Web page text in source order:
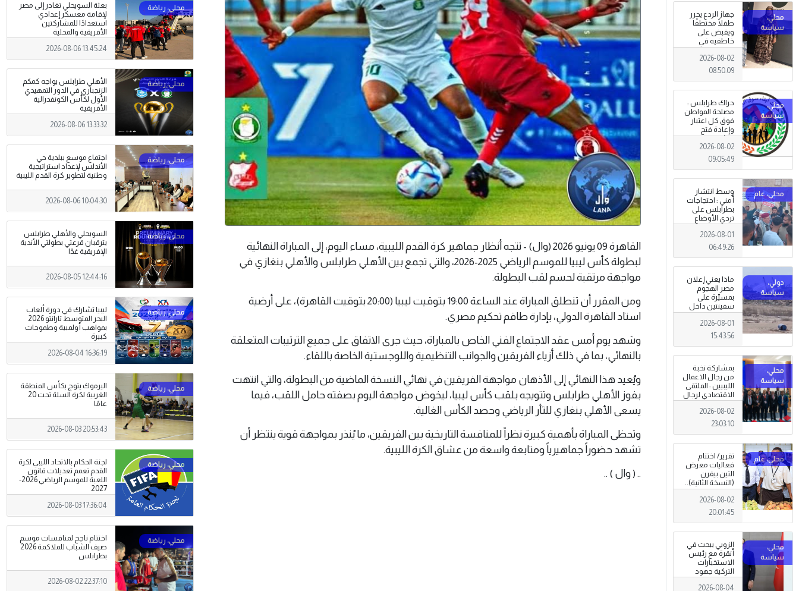
جهاز الردع يحرر
طفلًا مختطفًا
ويقبض على
خاطفيه في
طرابلس
2026-08-02
08:50:09
حراك طرابلس :
مصلحة المواطن
فوق كل اعتبار
وإعادة فتح
المؤسسات
جاءت استجابةً
للإرادة الشعبية
2026-08-02
09:05:49
وسط انتشار
أمني : احتجاجات
بطرابلس على
تردي الأوضاع
المعيشية وتدني
الخدمات العامة .
2026-08-01
06:49:26
ماذا يعني إعلان
مصر الهجوم
بمسيّرة على
سفينتين داخل
ميناء دمياط؟
(قراءة تحليلية)
2026-08-01
15:43:56
بمشاركة نخبة
من رجال الاعمال
الليبيين : الملتقى
الاقتصادي لرجال
الاعمال 2026
تبدأ فعاليات
بمدينة سرت .
2026-08-02
23:03:10
تقرير/ اختتام
فعاليات معرض
التين بيفرن
(النسخة الثانية)..
تظاهرة وطنية
وصمود
للمزارعين في
2026-08-02
20:01:45
الزوبي يبحث في
أنقرة مع رئيس
الاستخبارات
التركية جهود
توحيد المؤسسة
العسكرية على
2026-08-04
القاهرة 09 يونيو 2026 (وال) - تتجه أنظار جماهير كرة القدم الليبية، مساء اليوم، إلى المباراة النهائية
لبطولة كأس ليبيا للموسم الرياضي 2025-2026، والتي تجمع بين الأهلي طرابلس والأهلي بنغازي في
مواجهة مرتقبة لحسم لقب البطولة.
ومن المقرر أن تنطلق المباراة عند الساعة 19:00 بتوقيت ليبيا (20:00 بتوقيت القاهرة)، على أرضية
استاد القاهرة الدولي، بإدارة طاقم تحكيم مصري.
وشهد يوم أمس عقد الاجتماع الفني الخاص بالمباراة، حيث جرى الاتفاق على جميع الترتيبات المتعلقة
بالنهائي، بما في ذلك أزياء الفريقين والجوانب التنظيمية واللوجستية الخاصة باللقاء.
ويُعيد هذا النهائي إلى الأذهان مواجهة الفريقين في نهائي النسخة الماضية من البطولة، والتي انتهت
بفوز الأهلي طرابلس وتتويجه بلقب كأس ليبيا، ليخوض مواجهة اليوم بصفته حامل اللقب، فيما
يسعى الأهلي بنغازي للثأر الرياضي وحصد الكأس الغالية.
وتحظى المباراة بأهمية كبيرة نظراً للمنافسة التاريخية بين الفريقين، ما يُنذر بمواجهة قوية ينتظر أن
تشهد حضوراً جماهيرياً ومتابعة واسعة من عشاق الكرة الليبية.
.. ( وال ) ..
بعثة السويحلي تغادر إلى مصر
لإقامة معسكر إعدادي
استعدادًا للمشاركتين
الأفريقية والمحلية
2026-08-06 13:45:24
الأهلي طرابلس يواجه كمكم
الزنجباري في الدور التمهيدي
الأول لكأس الكونفدرالية
الأفريقية
2026-08-06 13:33:32
اجتماع موسع ببلدية حي
الأندلس لإعداد استراتيجية
وطنية لتطوير كرة القدم الليبية
2026-08-06 10:04:30
السويحلي والأهلي طرابلس
يترقبان قرعتي بطولتي الأندية
الإفريقية غدًا
2026-08-05 12:44:16
ليبيا تشارك في دورة ألعاب
البحر المتوسط تارانتو 2026
بمواهب أولمبية وطموحات
كبيرة
2026-08-04 16:36:19
اليرموك يتوج بكأس المنطقة
الغربية لكرة السلة تحت 20
عامًا
2026-08-03 20:53:43
لجنة الحكام بالاتحاد الليبي لكرة
القدم تعمم تعديلات قانون
اللعبة للموسم الرياضي 2026-
2027
2026-08-03 17:36:04
اختتام ناجح لمنافسات موسم
صيف الشباب للملاكمة 2026
بطرابلس
2026-08-02 22:37:10